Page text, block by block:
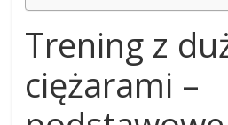
Trening z
ciężarami –